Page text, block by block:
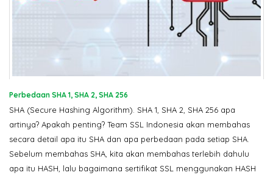
Perbedaan SHA 1, SHA 2, SHA 256
SHA (Secure Hashing Algorithm). SHA 1, SHA 2, SHA 256 apa
artinya? Apakah penting? Team SSL Indonesia akan membahas
secara detail apa itu SHA dan apa perbedaan pada setiap SHA.
Sebelum membahas SHA, kita akan membahas terlebih dahulu
apa itu HASH, lalu bagaimana sertifikat SSL menggunakan HASH